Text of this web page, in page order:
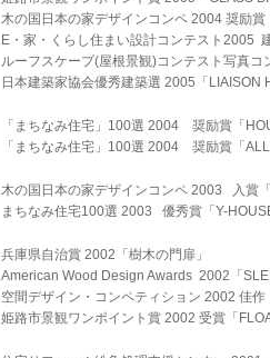
木の国日本の家デザインコンペ 2004 奨励賞
E・家・くらし住まい設計コンテスト2005
ルーフスケープ(屋根景観)コンテスト写真コ
日本建築家協会優秀建築選 2005「LIAISON
「まちなみ住宅」100選 2004 奨励賞「
「まちなみ住宅」100選 2004 奨励賞「ALL
木の国日本の家デザインコンペ 2003 入賞「
まちなみ住宅100選 2003 優秀賞「Y-
兵庫県自治賞 2002「樹木の門扉」
American Wood Design Awards 2002「
空間デザイン・コンペティション 2002 佳作
姫路市景観ワンポイント賞 2002 受賞「